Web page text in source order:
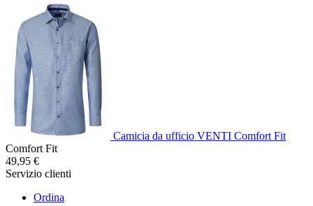
Camicia da ufficio VENTI Comfort Fit
Comfort Fit
49,95 €
Servizio clienti
Ordina